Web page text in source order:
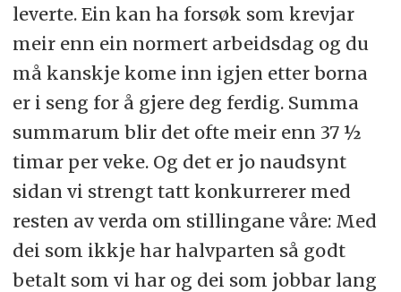
leverte. Ein kan ha forsøk som krevjar
meir enn ein normert arbeidsdag og du
må kanskje kome inn igjen etter borna
er i seng for å gjere deg ferdig. Summa
summarum blir det ofte meir enn 37 ½
timar per veke. Og det er jo naudsynt
sidan vi strengt tatt konkurrerer med
resten av verda om stillingane våre: Med
dei som ikkje har halvparten så godt
betalt som vi har og dei som jobbar lang